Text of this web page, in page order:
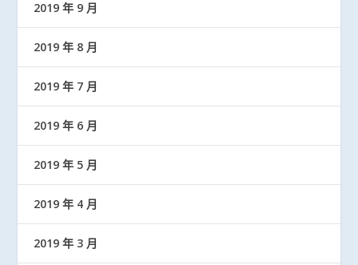
2019 年 9 月
2019 年 8 月
2019 年 7 月
2019 年 6 月
2019 年 5 月
2019 年 4 月
2019 年 3 月